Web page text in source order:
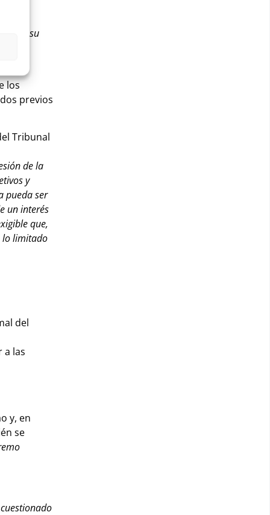
sean su
de
los
previos
Tribunal
de la
y
pueda ser
un interés
que,
lo limitado
del
a las
y, en
se